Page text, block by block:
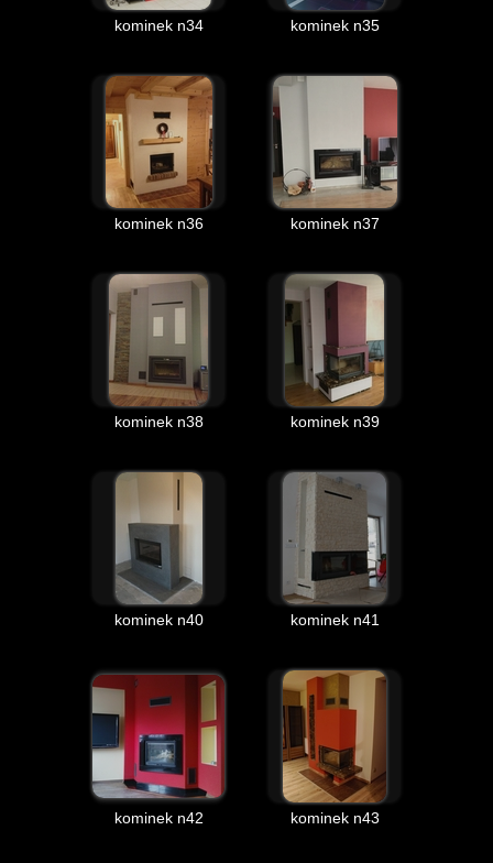
kominek n34 kominek n35
kominek n36 kominek n37
kominek n38 kominek n39
kominek n40 kominek n41
kominek n42 kominek n43